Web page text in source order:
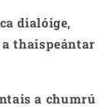
dialóige,
thaispeántar
a chumrú